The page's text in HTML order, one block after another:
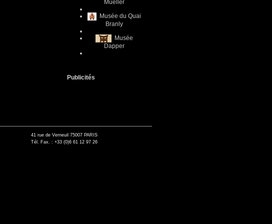
Mueller
Musée du Quai
Branly
Musée
Dapper
Publicités
41 rue de Verneuil 75007 PARIS
Tél. Fax. : +33 (0)6 61 12 97 26